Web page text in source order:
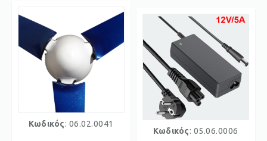
Κωδικός: 06.02.0041
Κωδικός: 05.06.0006